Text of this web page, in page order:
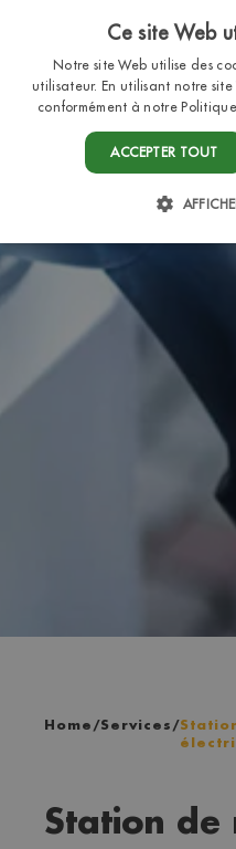
Home /Services /
Station de
Ce site Web
Notre site Web utilise des
utilisateur. En utilisant notre site
conformément à notre
ACCEPTER TOUT